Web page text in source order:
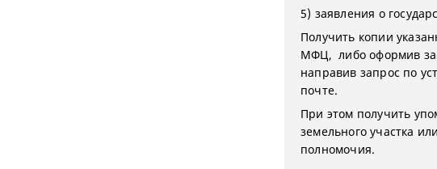
5) заявления о
Получить копии
МФЦ, либо оформив
направив запрос по
почте.
При этом получить
земельного участка
полномочия.